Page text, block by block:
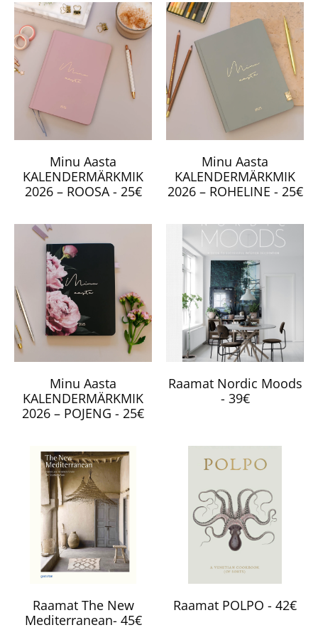
Minu Aasta
KALENDERMÄRKMIK
2026 – ROOSA - 25€
Minu Aasta
KALENDERMÄRKMIK
2026 – ROHELINE - 25€
Minu Aasta
KALENDERMÄRKMIK
2026 – POJENG - 25€
Raamat Nordic Moods
- 39€
Raamat The New
Mediterranean- 45€
Raamat POLPO - 42€